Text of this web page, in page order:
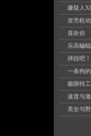
·
嫌疑人X
·
攻壳机
·
喜欢你
·
乐高蝙
·
摔跤吧
·
一条狗
·
极限特
·
速度与
·
美女与